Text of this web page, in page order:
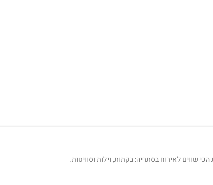
שווים לאירוח בסתריה: בקתות, וילות וסוויטות.